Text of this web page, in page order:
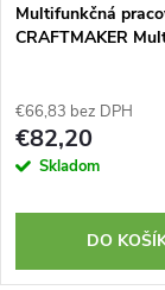
Multifunkčná
CRAFTMAKER
€66,83 bez DPH
€82,20
Skladom
DO